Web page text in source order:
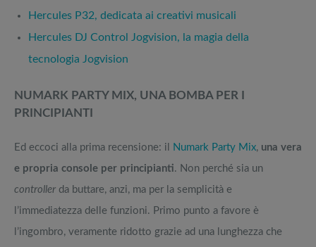
Hercules P32, dedicata ai creativi musicali
Hercules DJ Control Jogvision, la magia della
tecnologia Jogvision
NUMARK PARTY MIX, UNA BOMBA PER I
PRINCIPIANTI
Ed eccoci alla prima recensione: il Numark Party Mix, una vera
e propria console per principianti. Non perché sia un
controller da buttare, anzi, ma per la semplicità e
l’immediatezza delle funzioni. Primo punto a favore è
l’ingombro, veramente ridotto grazie ad una lunghezza che